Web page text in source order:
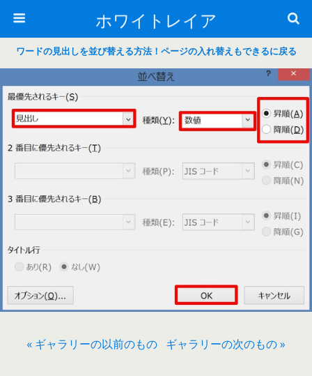
ホワイトレイア
ワードの見出しを並び替える方法！ページの入れ替えもできるに戻る
« ギャラリーの以前のもの ギャラリーの次のもの »